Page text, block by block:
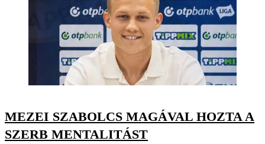
MEZEI SZABOLCS MAGÁVAL HOZTA A
SZERB MENTALITÁST